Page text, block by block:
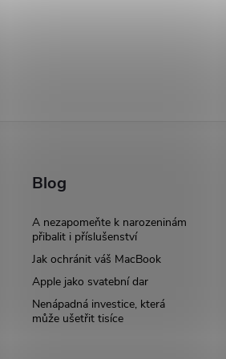
Blog
A nezapomeňte k narozeninám
přibalit i příslušenství
Jak ochránit váš MacBook
Apple jako svatební dar
Nenápadná investice, která
může ušetřit tisíce